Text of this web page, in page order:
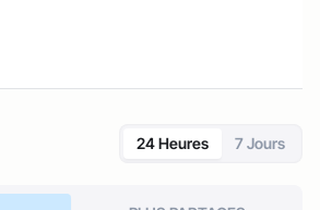
24 Heures 7 Jours